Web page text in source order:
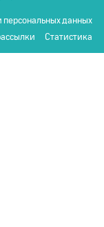
персональных данных
Статистика